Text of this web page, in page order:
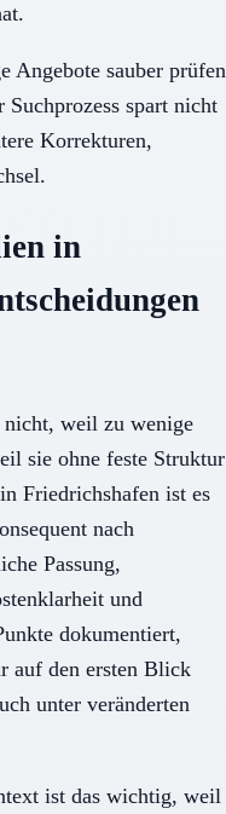
Angebote sauber prüfen
spart nicht
Korrekturen,
in
nicht, weil zu wenige
sie ohne feste Struktur
Friedrichshafen ist es
nach
Passung,
und
dokumentiert,
auf den ersten Blick
unter veränderten
ist das wichtig, weil